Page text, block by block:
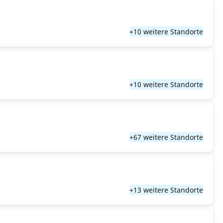
+10 weitere Standorte
+10 weitere Standorte
+67 weitere Standorte
+13 weitere Standorte